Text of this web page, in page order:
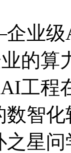
业级
的算
工程
智
星